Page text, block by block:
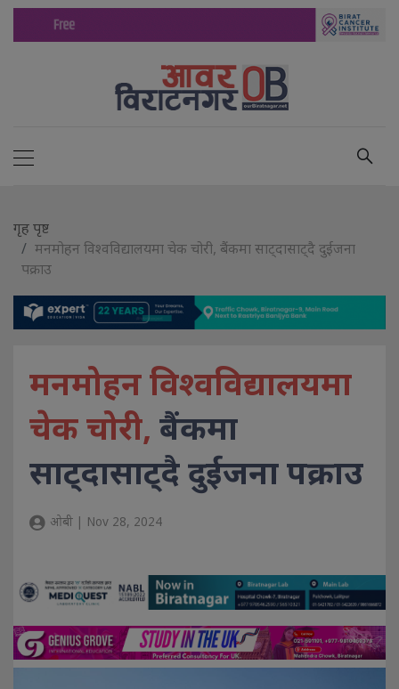
गृह पृष्ट
मनमोहन विश्वविद्यालयमा चेक चोरी, बैंकमा साट्दासाट्दै दुईजना
पक्राउ
मनमोहन विश्वविद्यालयमा
चेक चोरी, बैंकमा
साट्दासाट्दै दुईजना पक्राउ
ओबी | Nov 28, 2024